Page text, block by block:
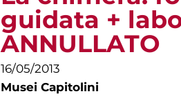
guidata +
ANNULLATO
16/05/2013
Musei Capitolini